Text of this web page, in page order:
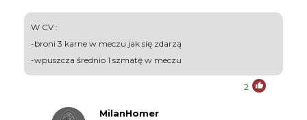
W CV :
-broni 3 karne w meczu jak się zdarzą
-wpuszcza średnio 1 szmatę w meczu
2
MilanHomer